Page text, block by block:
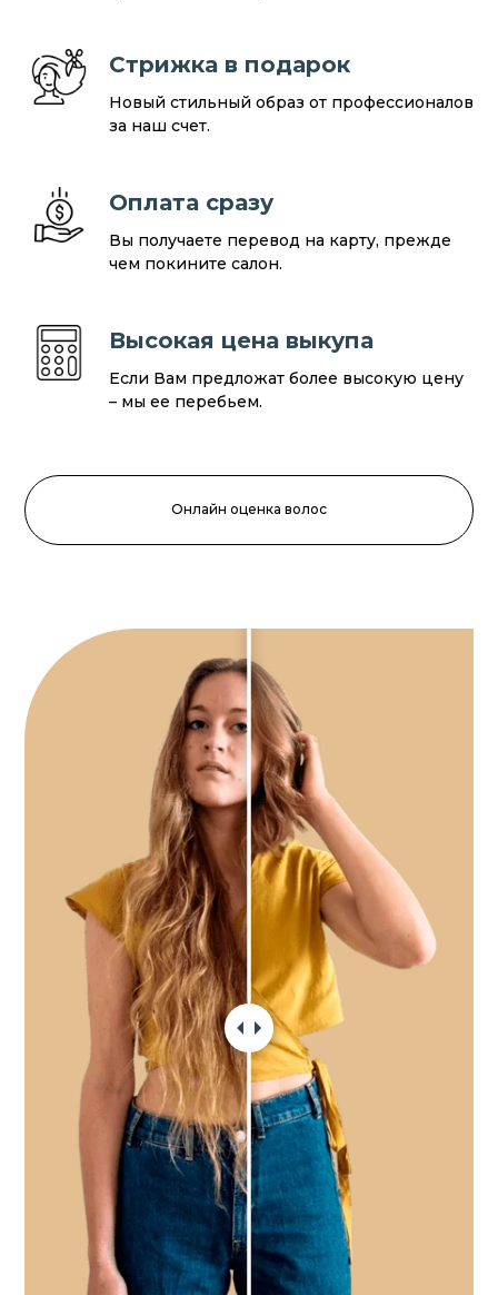
Стрижка в подарок
Новый стильный образ от профессионалов
за наш счет.
Оплата сразу
Вы получаете перевод на карту, прежде
чем покините салон.
Высокая цена выкупа
Если Вам предложат более высокую цену
– мы ее перебьем.
Онлайн оценка волос